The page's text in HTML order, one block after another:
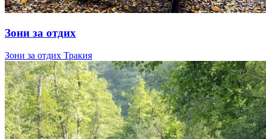
Зони за отдих
Зони за отдих Тракия